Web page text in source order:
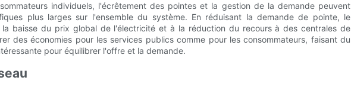
individuels, l'écrêtement des pointes et la gestion de la demande peuvent
plus larges sur l'ensemble du système. En réduisant la demande de pointe, le
baisse du prix global de l'électricité et à la réduction du recours à des centrales de
des économies pour les services publics comme pour les consommateurs, faisant du
pour équilibrer l'offre et la demande.